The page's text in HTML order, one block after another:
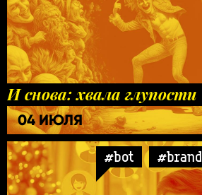
И снова: хвала глупости
04 ИЮЛЯ
#bot #brand